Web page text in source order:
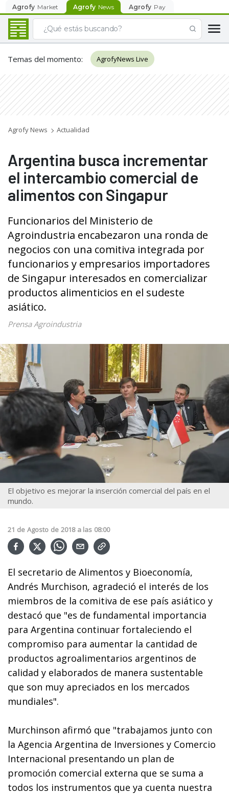
Agrofy Market Agrofy News Agrofy Pay
Temas del momento: AgrofyNews Live
Agrofy News Actualidad
Argentina busca incrementar
el intercambio comercial de
alimentos con Singapur
Funcionarios del Ministerio de
Agroindustria encabezaron una ronda de
negocios con una comitiva integrada por
funcionarios y empresarios importadores
de Singapur interesados en comercializar
productos alimenticios en el sudeste
asiático.
Prensa Agroindustria
El objetivo es mejorar la inserción comercial del país en el
mundo.
21 de Agosto de 2018 a las 08:00
El secretario de Alimentos y Bioeconomía,
Andrés Murchison, agradeció el interés de los
miembros de la comitiva de ese país asiático y
destacó que "es de fundamental importancia
para Argentina continuar fortaleciendo el
compromiso para aumentar la cantidad de
productos agroalimentarios argentinos de
calidad y elaborados de manera sustentable
que son muy apreciados en los mercados
mundiales".
Murchinson afirmó que "trabajamos junto con
la Agencia Argentina de Inversiones y Comercio
Internacional presentando un plan de
promoción comercial externa que se suma a
todos los instrumentos que ya cuenta nuestra